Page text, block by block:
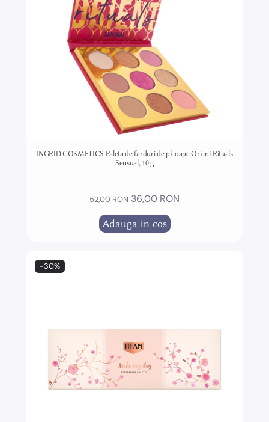
INGRID COSMETICS Paleta de farduri de pleoape Orient Rituals
Sensual, 10 g
52,00 RON 36,00 RON
Adauga in cos
-30%